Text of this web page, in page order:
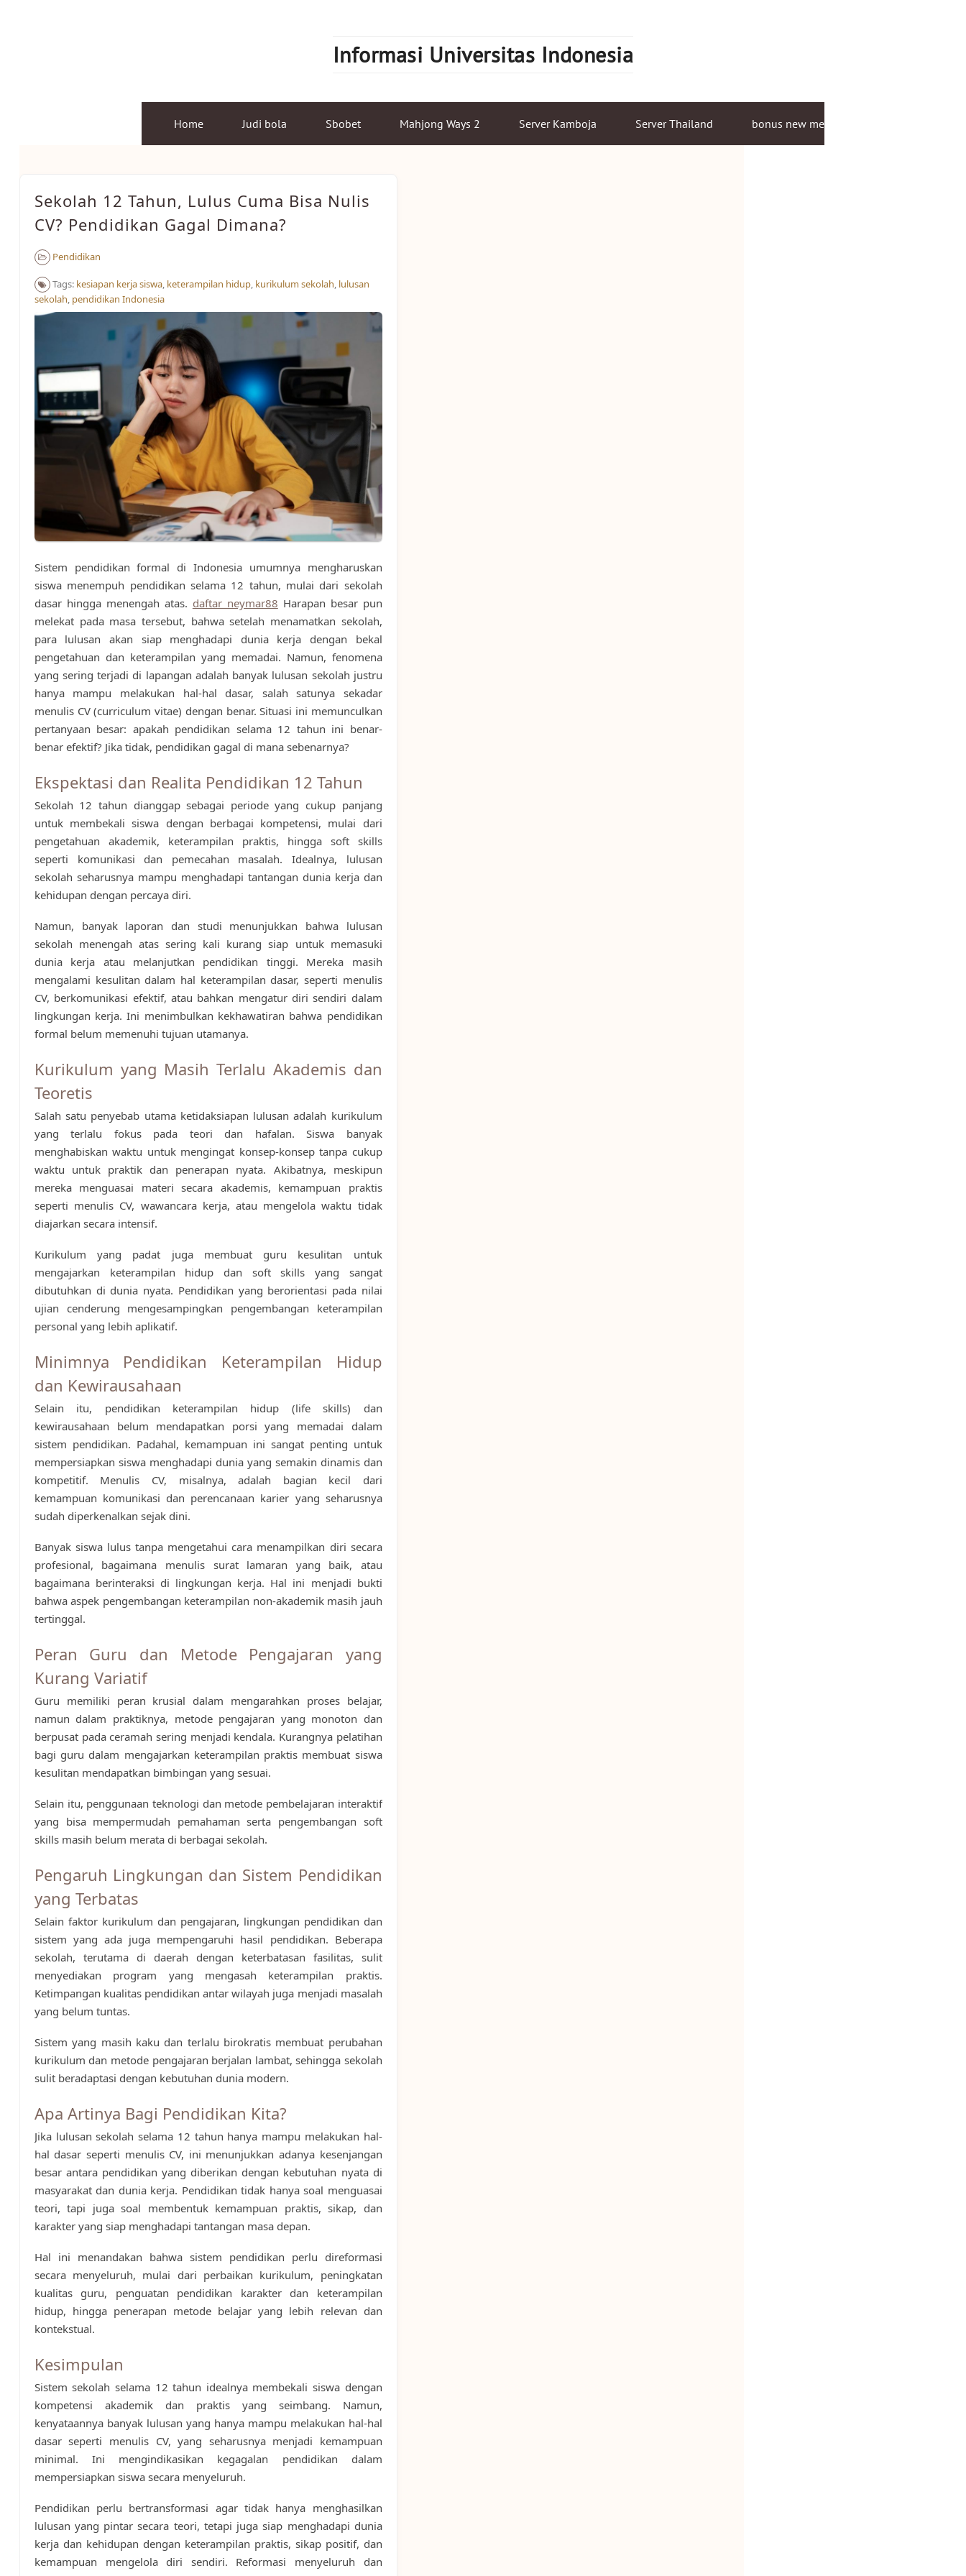
Informasi Universitas Indonesia
Home Judi bola Sbobet Mahjong Ways 2 Server Kamboja Server Thailand bonus new member
Sekolah 12 Tahun, Lulus Cuma Bisa Nulis
CV? Pendidikan Gagal Dimana?
Pendidikan
Tags: kesiapan kerja siswa, keterampilan hidup, kurikulum sekolah, lulusan
sekolah, pendidikan Indonesia
Sistem pendidikan formal di Indonesia umumnya mengharuskan
siswa menempuh pendidikan selama 12 tahun, mulai dari sekolah
dasar hingga menengah atas. daftar neymar88 Harapan besar pun
melekat pada masa tersebut, bahwa setelah menamatkan sekolah,
para lulusan akan siap menghadapi dunia kerja dengan bekal
pengetahuan dan keterampilan yang memadai. Namun, fenomena
yang sering terjadi di lapangan adalah banyak lulusan sekolah justru
hanya mampu melakukan hal-hal dasar, salah satunya sekadar
menulis CV (curriculum vitae) dengan benar. Situasi ini memunculkan
pertanyaan besar: apakah pendidikan selama 12 tahun ini benar-
benar efektif? Jika tidak, pendidikan gagal di mana sebenarnya?
Ekspektasi dan Realita Pendidikan 12 Tahun
Sekolah 12 tahun dianggap sebagai periode yang cukup panjang
untuk membekali siswa dengan berbagai kompetensi, mulai dari
pengetahuan akademik, keterampilan praktis, hingga soft skills
seperti komunikasi dan pemecahan masalah. Idealnya, lulusan
sekolah seharusnya mampu menghadapi tantangan dunia kerja dan
kehidupan dengan percaya diri.
Namun, banyak laporan dan studi menunjukkan bahwa lulusan
sekolah menengah atas sering kali kurang siap untuk memasuki
dunia kerja atau melanjutkan pendidikan tinggi. Mereka masih
mengalami kesulitan dalam hal keterampilan dasar, seperti menulis
CV, berkomunikasi efektif, atau bahkan mengatur diri sendiri dalam
lingkungan kerja. Ini menimbulkan kekhawatiran bahwa pendidikan
formal belum memenuhi tujuan utamanya.
Kurikulum yang Masih Terlalu Akademis dan
Teoretis
Salah satu penyebab utama ketidaksiapan lulusan adalah kurikulum
yang terlalu fokus pada teori dan hafalan. Siswa banyak
menghabiskan waktu untuk mengingat konsep-konsep tanpa cukup
waktu untuk praktik dan penerapan nyata. Akibatnya, meskipun
mereka menguasai materi secara akademis, kemampuan praktis
seperti menulis CV, wawancara kerja, atau mengelola waktu tidak
diajarkan secara intensif.
Kurikulum yang padat juga membuat guru kesulitan untuk
mengajarkan keterampilan hidup dan soft skills yang sangat
dibutuhkan di dunia nyata. Pendidikan yang berorientasi pada nilai
ujian cenderung mengesampingkan pengembangan keterampilan
personal yang lebih aplikatif.
Minimnya Pendidikan Keterampilan Hidup
dan Kewirausahaan
Selain itu, pendidikan keterampilan hidup (life skills) dan
kewirausahaan belum mendapatkan porsi yang memadai dalam
sistem pendidikan. Padahal, kemampuan ini sangat penting untuk
mempersiapkan siswa menghadapi dunia yang semakin dinamis dan
kompetitif. Menulis CV, misalnya, adalah bagian kecil dari
kemampuan komunikasi dan perencanaan karier yang seharusnya
sudah diperkenalkan sejak dini.
Banyak siswa lulus tanpa mengetahui cara menampilkan diri secara
profesional, bagaimana menulis surat lamaran yang baik, atau
bagaimana berinteraksi di lingkungan kerja. Hal ini menjadi bukti
bahwa aspek pengembangan keterampilan non-akademik masih jauh
tertinggal.
Peran Guru dan Metode Pengajaran yang
Kurang Variatif
Guru memiliki peran krusial dalam mengarahkan proses belajar,
namun dalam praktiknya, metode pengajaran yang monoton dan
berpusat pada ceramah sering menjadi kendala. Kurangnya pelatihan
bagi guru dalam mengajarkan keterampilan praktis membuat siswa
kesulitan mendapatkan bimbingan yang sesuai.
Selain itu, penggunaan teknologi dan metode pembelajaran interaktif
yang bisa mempermudah pemahaman serta pengembangan soft
skills masih belum merata di berbagai sekolah.
Pengaruh Lingkungan dan Sistem Pendidikan
yang Terbatas
Selain faktor kurikulum dan pengajaran, lingkungan pendidikan dan
sistem yang ada juga mempengaruhi hasil pendidikan. Beberapa
sekolah, terutama di daerah dengan keterbatasan fasilitas, sulit
menyediakan program yang mengasah keterampilan praktis.
Ketimpangan kualitas pendidikan antar wilayah juga menjadi masalah
yang belum tuntas.
Sistem yang masih kaku dan terlalu birokratis membuat perubahan
kurikulum dan metode pengajaran berjalan lambat, sehingga sekolah
sulit beradaptasi dengan kebutuhan dunia modern.
Apa Artinya Bagi Pendidikan Kita?
Jika lulusan sekolah selama 12 tahun hanya mampu melakukan hal-
hal dasar seperti menulis CV, ini menunjukkan adanya kesenjangan
besar antara pendidikan yang diberikan dengan kebutuhan nyata di
masyarakat dan dunia kerja. Pendidikan tidak hanya soal menguasai
teori, tapi juga soal membentuk kemampuan praktis, sikap, dan
karakter yang siap menghadapi tantangan masa depan.
Hal ini menandakan bahwa sistem pendidikan perlu direformasi
secara menyeluruh, mulai dari perbaikan kurikulum, peningkatan
kualitas guru, penguatan pendidikan karakter dan keterampilan
hidup, hingga penerapan metode belajar yang lebih relevan dan
kontekstual.
Kesimpulan
Sistem sekolah selama 12 tahun idealnya membekali siswa dengan
kompetensi akademik dan praktis yang seimbang. Namun,
kenyataannya banyak lulusan yang hanya mampu melakukan hal-hal
dasar seperti menulis CV, yang seharusnya menjadi kemampuan
minimal. Ini mengindikasikan kegagalan pendidikan dalam
mempersiapkan siswa secara menyeluruh.
Pendidikan perlu bertransformasi agar tidak hanya menghasilkan
lulusan yang pintar secara teori, tetapi juga siap menghadapi dunia
kerja dan kehidupan dengan keterampilan praktis, sikap positif, dan
kemampuan mengelola diri sendiri. Reformasi menyeluruh dan